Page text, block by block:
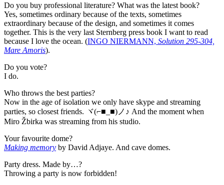
Do you buy professional literature? What was the latest book?
Yes, sometimes ordinary because of the texts, sometimes
extraordinary because of the design, and sometimes it comes
together. This is the very last Sternberg press book I want to read
because I love the ocean. (INGO NIERMANN, Solution 295-304,
Mare Amoris).
Do you vote?
I do.
Who throws the best parties?
Now in the age of isolation we only have skype and streaming
parties, so closest friends. ヾ(⌐■_■)ノ♪ And the moment when
Miro Žbirka was streaming from his studio.
Your favourite dome?
Making memory by David Adjaye. And cave domes.
Party dress. Made by…?
Throwing a party is now forbidden!